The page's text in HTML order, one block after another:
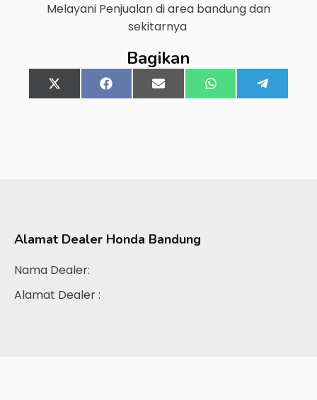
Melayani Penjualan di area bandungdan
sekitarnya
Bagikan
Share
on
X
(Twitter)
Share
on
FacebookShare
on
Email Share
on
WhatsApp
on
Alamat Dealer Honda Bandung
Nama Dealer:
Alamat Dealer :